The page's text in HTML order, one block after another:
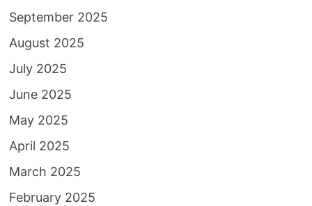
September 2025
August 2025
July 2025
June 2025
May 2025
April 2025
March 2025
February 2025